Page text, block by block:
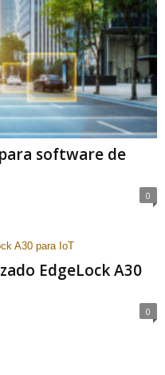
software de
0
EdgeLock A30
0